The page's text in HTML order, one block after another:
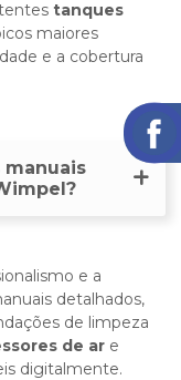
tanques
maiores
e a cobertura
manuais
e a
detalhados,
de limpeza
de ar e
digitalmente.